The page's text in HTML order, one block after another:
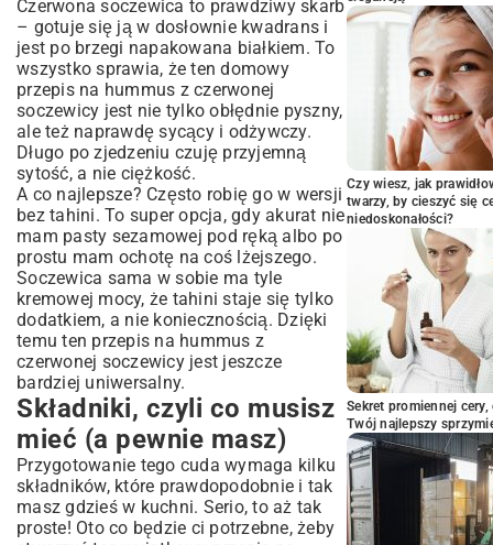
Z czym to jeść? Moje sprawdzone
pomysły
Przechowywanie (jeśli cokolwiek
zostanie)
Czy to w ogóle jest zdrowe?
Czerwona soczewica to prawdziwy skarb
– gotuje się ją w dosłownie kwadrans i
jest po brzegi napakowana białkiem. To
wszystko sprawia, że ten domowy
przepis na hummus z czerwonej
soczewicy jest nie tylko obłędnie pyszny,
ale też naprawdę sycący i odżywczy.
Długo po zjedzeniu czuję przyjemną
sytość, a nie ciężkość.
A co najlepsze? Często robię go w wersji
bez tahini. To super opcja, gdy akurat nie
mam pasty sezamowej pod ręką albo po
prostu mam ochotę na coś lżejszego.
Soczewica sama w sobie ma tyle
kremowej mocy, że tahini staje się tylko
dodatkiem, a nie koniecznością. Dzięki
temu ten przepis na hummus z
czerwonej soczewicy jest jeszcze
bardziej uniwersalny.
Składniki, czyli co musisz
mieć (a pewnie masz)
Przygotowanie tego cuda wymaga kilku
składników, które prawdopodobnie i tak
masz gdzieś w kuchni. Serio, to aż tak
proste! Oto co będzie ci potrzebne, żeby
Czy wiesz, jak
twarzy, by cieszyć się
niedoskonałości?
Sekret promiennej
Twój najlepszy